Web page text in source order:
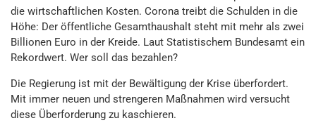
die wirtschaftlichen Kosten. Corona treibt die Schulden in die
Höhe: Der öffentliche Gesamthaushalt steht mit mehr als zwei
Billionen Euro in der Kreide. Laut Statistischem Bundesamt ein
Rekordwert. Wer soll das bezahlen?
Die Regierung ist mit der Bewältigung der Krise überfordert.
Mit immer neuen und strengeren Maßnahmen wird versucht
diese Überforderung zu kaschieren.